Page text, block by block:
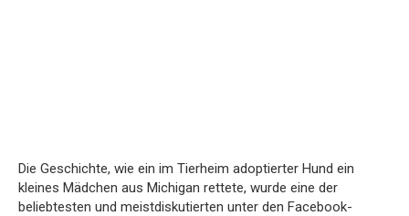
Die Geschichte, wie ein im Tierheim adoptierter Hund ein
kleines Mädchen aus Michigan rettete, wurde eine der
beliebtesten und meistdiskutierten unter den Facebook-